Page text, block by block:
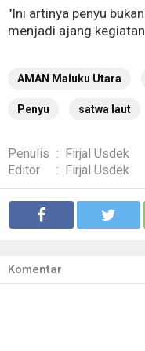
"Ini artinya penyu
menjadi ajang
AMAN Maluku Utara
Penyu satwa laut
Penulis :
Firjal Usdek
Editor
: Firjal Usdek
Komentar